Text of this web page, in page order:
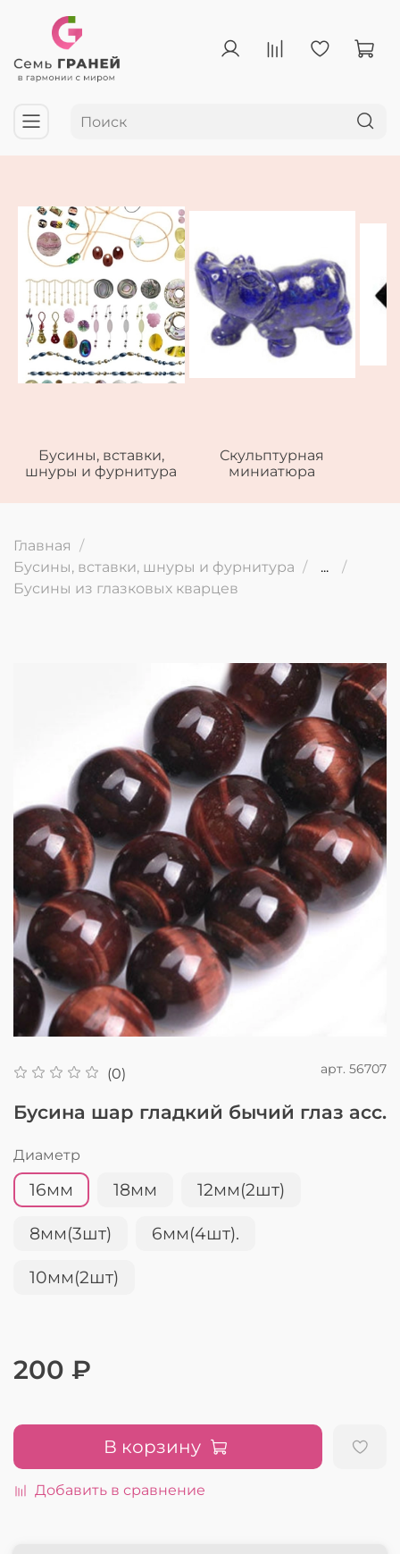
Бусины, вставки,
шнуры и фурнитура
Скульптурная
миниатюра
Главная
Бусины, вставки, шнуры и фурнитура
...
Бусины из глазковых кварцев
(0) арт. 56707
Бусина шар гладкий бычий глаз асс.
Диаметр
16мм 18мм 12мм(2шт)
8мм(3шт) 6мм(4шт).
10мм(2шт)
200 ₽
В корзину
Добавить в сравнение